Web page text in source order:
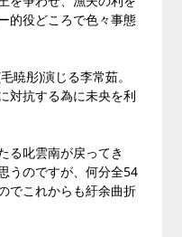
的役どころで色々事態
暁彤)演じる李常茹。
対抗する為に未央を利
る叱雲南が戻ってき
うのですが、何分全54
でこれからも紆余曲折